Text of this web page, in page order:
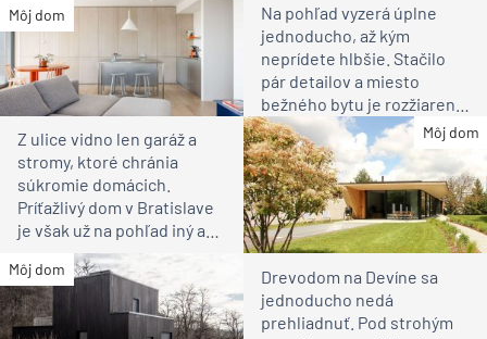
Môj dom
Na pohľad vyzerá úplne
jednoducho, až kým
neprídete hlbšie. Stačilo
pár detailov a miesto
bežného bytu je rozžiarené
bývanie pre rodinu
Môj dom
Z ulice vidno len garáž a
stromy, ktoré chránia
súkromie domácich.
Príťažlivý dom v Bratislave
je však už na pohľad iný ako
susedia
Môj dom
Drevodom na Devíne sa
jednoducho nedá
prehliadnuť. Pod strohým